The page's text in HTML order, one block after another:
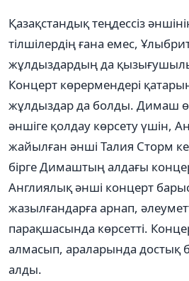
Қазақстандық теңдессіз
тілшілердің ғана емес,
жұлдыздардың да
Концерт көрермендері
жұлдыздар да болды. Димаш
әншіге қолдау көрсету үшін,
жайылған әнші Талия Сторм
бірге Димаштың алдағы
Англиялық әнші концерт
жазылғандарға арнап,
парақшасында көрсетті.
алмасып, араларында достық
алды.